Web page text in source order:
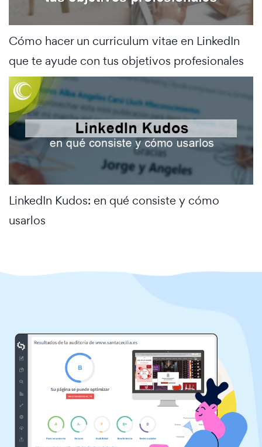
Cómo hacer un curriculum vitae en LinkedIn
que te ayude con tus objetivos profesionales
LinkedIn Kudos: en qué consiste y cómo
usarlos